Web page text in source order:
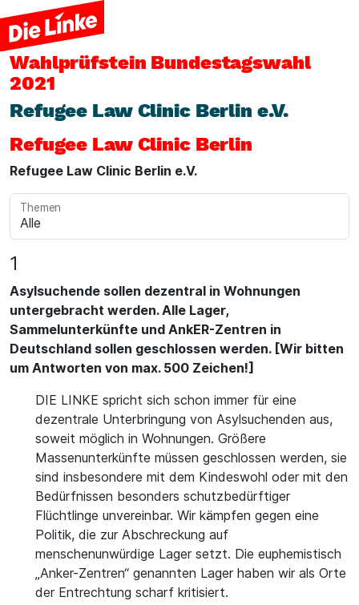
Wahlprüfstein Bundestagswahl
2021
Refugee Law Clinic Berlin e.V.
Refugee Law Clinic Berlin
Refugee Law Clinic Berlin e.V.
Themen
1
Asylsuchende sollen dezentral in Wohnungen
untergebracht werden. Alle Lager,
Sammelunterkünfte und AnkER-Zentren in
Deutschland sollen geschlossen werden. [Wir bitten
um Antworten von max. 500 Zeichen!]
DIE LINKE spricht sich schon immer für eine
dezentrale Unterbringung von Asylsuchenden aus,
soweit möglich in Wohnungen. Größere
Massenunterkünfte müssen geschlossen werden, sie
sind insbesondere mit dem Kindeswohl oder mit den
Bedürfnissen besonders schutzbedürftiger
Flüchtlinge unvereinbar. Wir kämpfen gegen eine
Politik, die zur Abschreckung auf
menschenunwürdige Lager setzt. Die euphemistisch
„Anker-Zentren“ genannten Lager haben wir als Orte
der Entrechtung scharf kritisiert.